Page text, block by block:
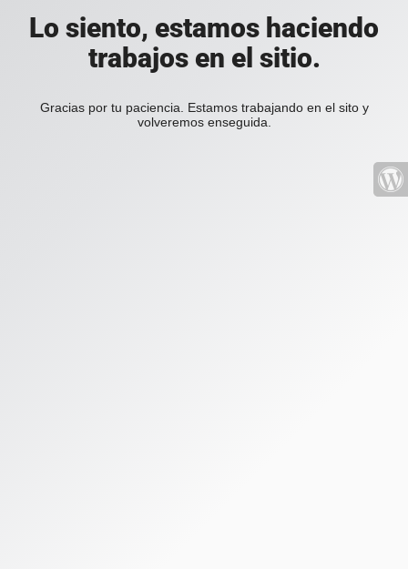
Lo siento, estamos haciendo
trabajos en el sitio.
Gracias por tu paciencia. Estamos trabajando en el sito y
volveremos enseguida.